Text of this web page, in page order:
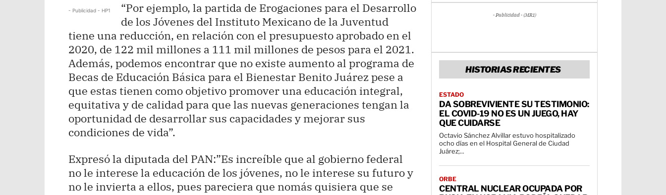
- Publicidad - HP1
“Por ejemplo, la partida de Erogaciones para el Desarrollo
de los Jóvenes del Instituto Mexicano de la Juventud
tiene una reducción, en relación con el presupuesto aprobado en el
2020, de 122 mil millones a 111 mil millones de pesos para el 2021.
Además, podemos encontrar que no existe aumento al programa de
Becas de Educación Básica para el Bienestar Benito Juárez pese a
que estas tienen como objetivo promover una educación integral,
equitativa y de calidad para que las nuevas generaciones tengan la
oportunidad de desarrollar sus capacidades y mejorar sus
condiciones de vida”.
Expresó la diputada del PAN:”Es increíble que al gobierno federal
no le interese la educación de los jóvenes, no le interese su futuro y
no le invierta a ellos, pues pareciera que nomás quisiera que se
- Publicidad - (MR1)
HISTORIAS RECIENTES
ESTADO
DA SOBREVIVIENTE SU TESTIMONIO:
EL COVID-19 NO ES UN JUEGO, HAY
QUE CUIDARSE
Octavio Sánchez Alvillar estuvo hospitalizado
ocho días en el Hospital General de Ciudad
Juárez;...
ORBE
CENTRAL NUCLEAR OCUPADA POR